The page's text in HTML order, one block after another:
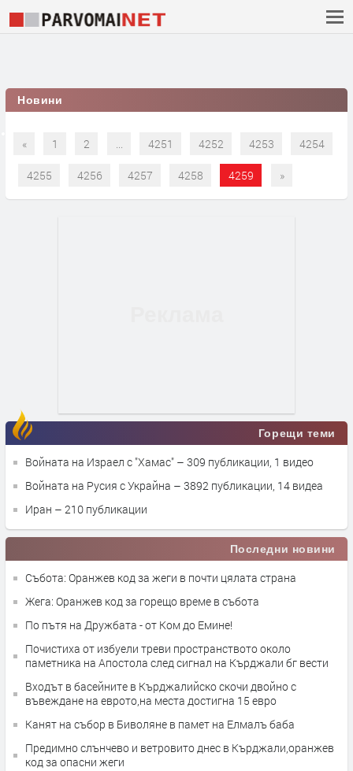
Новини
« 1 2 4251 4252 4253 4254
4255 4256 4257 4258 4259 »
Горещи теми
Войната на Израел с "Хамас"
– 309 публикации, 1 видео
Войната на Русия с Украйна
– 3892 публикации, 14 видеа
Иран
– 210 публикации
Последни новини
Събота: Оранжев код за жеги в почти цялата страна
Жега: Оранжев код за горещо време в събота
По пътя на Дружбата - от Ком до Емине!
Почистиха от избуели треви пространството около
паметника на Апостола след сигнал на Кърджали бг вести
Входът в басейните в Кърджалийско скочи двойно с
въвеждане на еврото,на места достигна 15 евро
Канят на събор в Биволяне в памет на Елмалъ баба
Предимно слънчево и ветровито днес в Кърджали,оранжев
код за опасни жеги